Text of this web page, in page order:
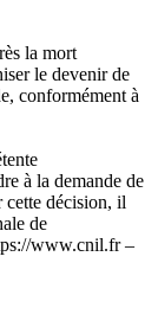
la mort
le devenir de
conformément à
à la demande de
cette décision, il
de
www.cnil.fr –